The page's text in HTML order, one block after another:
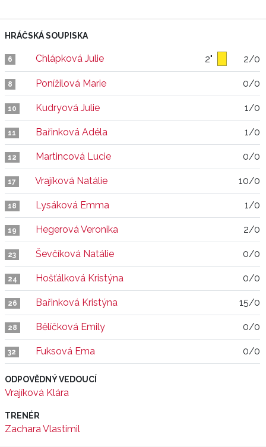
HRÁČSKÁ SOUPISKA
6 Chlápková Julie 2" 2/0
8 Ponížilová Marie 0/0
10 Kudryová Julie 1/0
11 Bařinková Adéla 1/0
12 Martincová Lucie 0/0
17 Vrajíková Natálie 10/0
18 Lysáková Emma 1/0
19 Hegerová Veronika 2/0
23 Ševčíková Natálie 0/0
24 Hošťálková Kristýna 0/0
26 Bařinková Kristýna 15/0
28 Bělíčková Emily 0/0
32 Fuksová Ema 0/0
ODPOVĚDNÝ VEDOUCÍ
Vrajíková Klára
TRENÉR
Zachara Vlastimil